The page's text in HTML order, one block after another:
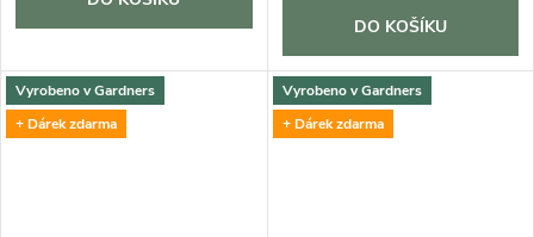
DO KOŠÍKU
Vyrobeno v Gardners
+ Dárek zdarma
Vyrobeno v Gardners
+ Dárek zdarma